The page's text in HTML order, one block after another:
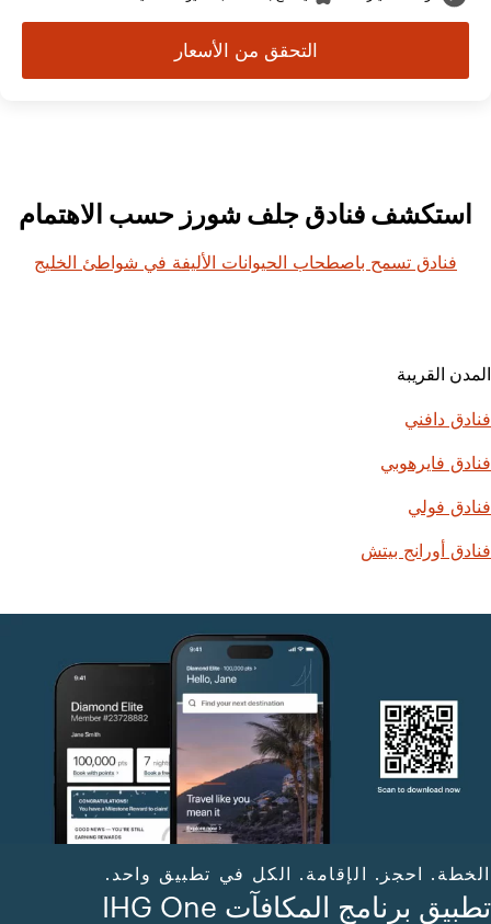
التحقق من الأسعار
استكشف فنادق جلف شورز حسب الاهتمام
فنادق تسمح باصطحاب الحيوانات الأليفة في شواطئ الخليج
المدن القريبة
فنادق دافني
فنادق فايرهوبي
فنادق فولي
فنادق أورانج بيتش
الخطة. احجز. الإقامة. الكل في تطبيق واحد.
تطبيق برنامج المكافآت IHG One